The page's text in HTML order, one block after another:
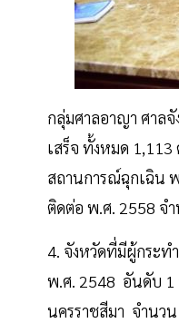
กลุ่มศาลอาญา ศาล
เสร็จ ทั้งหมด
สถานการณ์ฉุกเฉิน
ติดต่อ พ.ศ. 2558 จ
4. จังหวัดที่มีผู้กระท
พ.ศ. 2548 อันดับ 1
นครราชสีมา จำนว